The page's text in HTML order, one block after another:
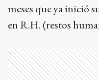
meses que ya inició
en R.H. (restos
Ads